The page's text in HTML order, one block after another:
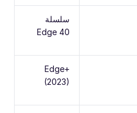
سلسلة
Edge 40
Edge+
(2023)